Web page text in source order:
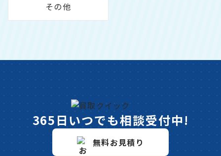
その他
365日いつでも相談受付中!
無料お見積り